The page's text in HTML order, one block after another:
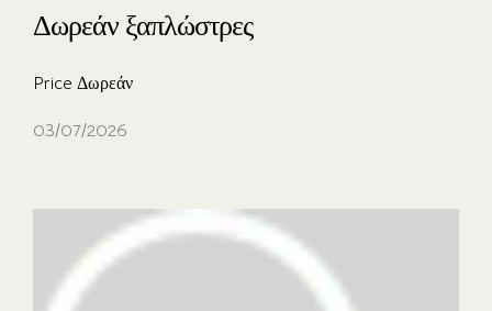
Δωρεάν ξαπλώστρες
Price Δωρεάν
03/07/2026